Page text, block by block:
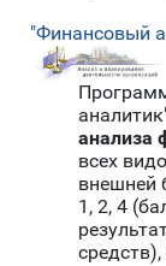
"Финансовый
анализа
всех
внешней
1, 2, 4